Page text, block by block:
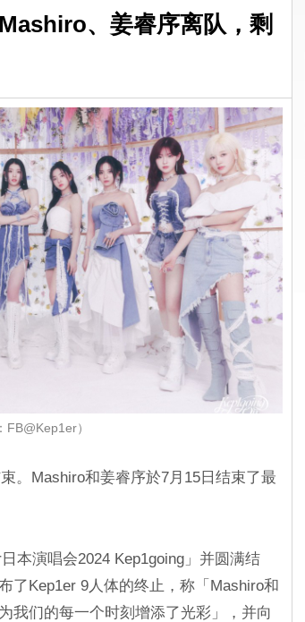
、姜睿序离队，剩
FB@Kep1er）
。Mashiro和姜睿序於7月15日结束了最
本演唱会2024 Kep1going」并圆满结
了Kep1er 9人体的终止，称「Mashiro和
我们的每一个时刻增添了光彩」，并向